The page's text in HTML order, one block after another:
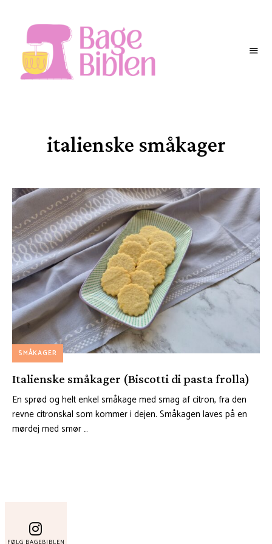
italienske småkager
SMÅKAGER
Italienske småkager (Biscotti di pasta frolla)
En sprød og helt enkel småkage med smag af citron, fra den
revne citronskal som kommer i dejen. Småkagen laves på en
mørdej med smør …